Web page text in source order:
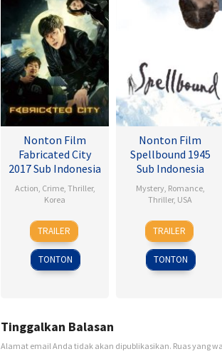
Nonton Film
Fabricated City
2017 Sub Indonesia
Action Crime, Thriller,
Korea
9
Feb
2017
Lee
Hu-
bin
TRAILER
TONTON
Nonton Film
Spellbound 1945
Sub Indonesia
Mystery, Romance,
Thriller, USA
8
Nov
1945
Alfred
Hitchcock
TRAILER
TONTON
Tinggalkan Balasan
Alamat email Anda tidak akan dipublikasikan. Ruas yang